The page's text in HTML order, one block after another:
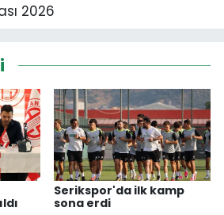
2026
Serikspor'da ilk kamp
sona erdi